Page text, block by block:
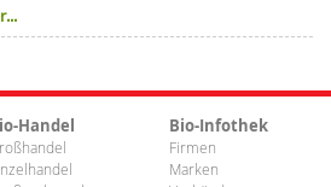
Handel Bio-Infothek
Firmen
Marken